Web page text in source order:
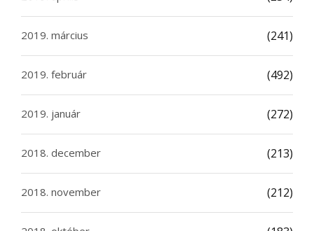
2019. március (241)
2019. február (492)
2019. január (272)
2018. december (213)
2018. november (212)